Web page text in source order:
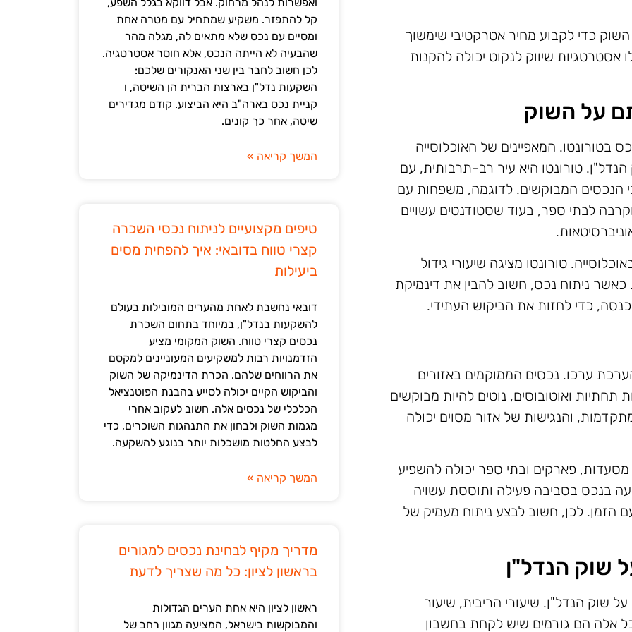
קל להתפזר. משקיע שמתחיל עם מטרה אחת
ומסיים עם נכס שלא מתאים לה, מגלה מהר
שהבעיה לא הייתה הנכס, אלא חוסר אסטרטגיה.
לכן חשוב לחבר בין שני האנקורים שלכם:
השקעות נדל"ן בארצות הברית הן השיטה, ו
קניית נכס בארה"ב היא הביצוע. קודם מגדירים
שיטה, אחר כך קונים.
המשך קריאה »
טיפים מקצועיים לניתוח נכסי השכרה
קצרי טווח בדובאי: איך להפחית מסים
ביעילות
דובאי נחשבת לאחת מהערים המובילות בעולם
להשקעות בנדל"ן, במיוחד בתחום השכרת
נכסים קצרי טווח. השוק המקומי מציע
הזדמנויות רבות למשקיעים המעוניינים למקסם
את הרווחים שלהם. הכרת הדינמיקה של השוק
והביקוש הקיים יכולה לסייע בהבנת הפוטנציאל
הכלכלי של נכסים אלה. חשוב לעקוב אחרי
מגמות השוק ולבחון את התנהגות השוכרים, כדי
לבצע החלטות מושכלות יותר בנוגע להשקעה.
המשך קריאה »
מדריך מקיף לבחינת נכסים למגורים
בראשון לציון: כל מה שצריך לדעת
ראשון לציון היא אחת הערים הגדולות
והמבוקשות בישראל, המציעה מגוון רחב של
כדי לקבוע מחיר אטרקטיבי שימשוך
אסטרטגיות שיווק לנקוט יכולה להקנות
על השוק
בטורונטו. המאפיינים של האוכלוסייה
טורונטו היא עיר רב-תרבותית, עם
הנכסים המבוקשים. לדוגמה, משפחות עם
לבתי ספר, בעוד שסטודנטים עשויים
טורונטו מציגה שיעורי גידול
ניתוח נכס, חשוב להבין את דינמיקת
כדי לחזות את הביקוש העתידי.
ערכו. נכסים הממוקמים באזורים
תחתיות ואוטובוסים, נוטים להיות מבוקשים
והנגישות של אזור מסוים יכולה
מסעדות, פארקים ובתי ספר יכולה להשפיע
בנכס בסביבה פעילה ותוססת עשויה
הזמן. לכן, חשוב לבצע ניתוח מעמיק של
שוק הנדל"ן
שוק הנדל"ן. שיעורי הריבית, שיעור
אלה הם גורמים שיש לקחת בחשבון